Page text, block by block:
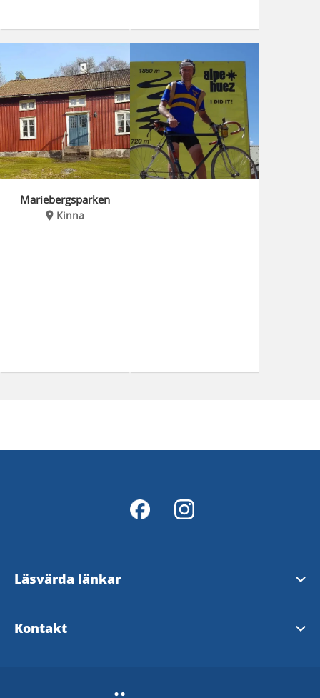
Mariebergsparken
Kinna
Läsvärda länkar
Digital Markbroschyr
Kontakt